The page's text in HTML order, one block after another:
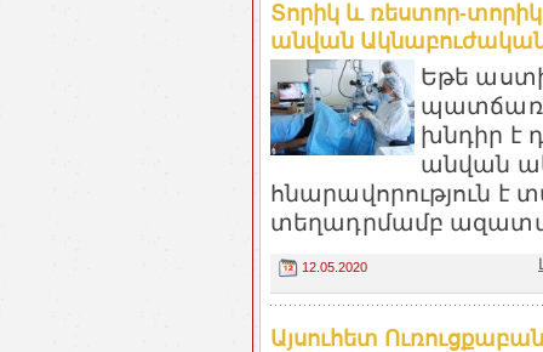
Տորիկ և ռեստոր-
անվան Ակնաբուժական
Եթե
խնդիր է
անվան
հնարավորություն է
տեղադրմամբ
12.05.2020
Այսուհետ